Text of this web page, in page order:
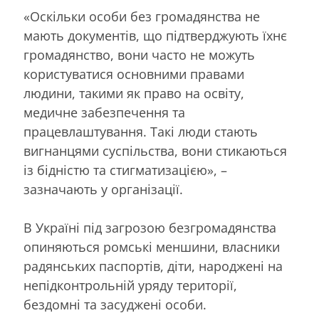
«Оскільки особи без громадянства не
мають документів, що підтверджують їхнє
громадянство, вони часто не можуть
користуватися основними правами
людини, такими як право на освіту,
медичне забезпечення та
працевлаштування. Такі люди стають
вигнанцями суспільства, вони стикаються
із бідністю та стигматизацією», –
зазначають у організації.
В Україні під загрозою безгромадянства
опиняються ромські меншини, власники
радянських паспортів, діти, народжені на
непідконтрольній уряду території,
бездомні та засуджені особи.